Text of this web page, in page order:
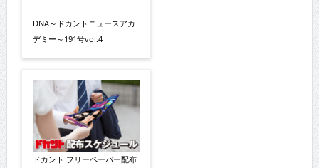
DNA～ドカントニュースアカ
デミー～191号vol.4
ドカント フリーペーパー配布